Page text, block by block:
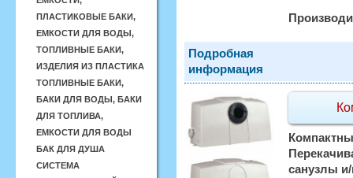
ПЛАСТИКОВЫЕ БАКИ,
ЕМКОСТИ ДЛЯ ВОДЫ,
ТОПЛИВНЫЕ БАКИ,
ИЗДЕЛИЯ ИЗ ПЛАСТИКА
ТОПЛИВНЫЕ БАКИ,
БАКИ ДЛЯ ВОДЫ, БАКИ
ДЛЯ ТОПЛИВА,
ЕМКОСТИ ДЛЯ ВОДЫ
БАК ДЛЯ ДУША
СИСТЕМА
Подробная
информация
санузлы